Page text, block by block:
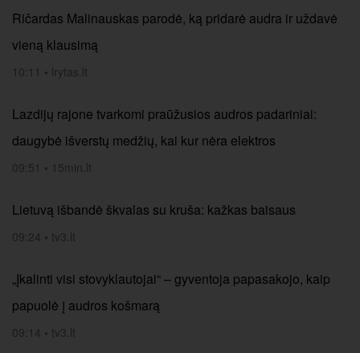
Ričardas Malinauskas parodė, ką pridarė audra ir uždavė
vieną klausimą
10:11 • lrytas.lt
Lazdijų rajone tvarkomi praūžusios audros padariniai:
daugybė išverstų medžių, kai kur nėra elektros
09:51 • 15min.lt
Lietuvą išbandė škvalas su kruša: kažkas baisaus
09:24 • tv3.lt
„Įkalinti visi stovyklautojai“ – gyventoja papasakojo, kaip
papuolė į audros košmarą
09:14 • tv3.lt